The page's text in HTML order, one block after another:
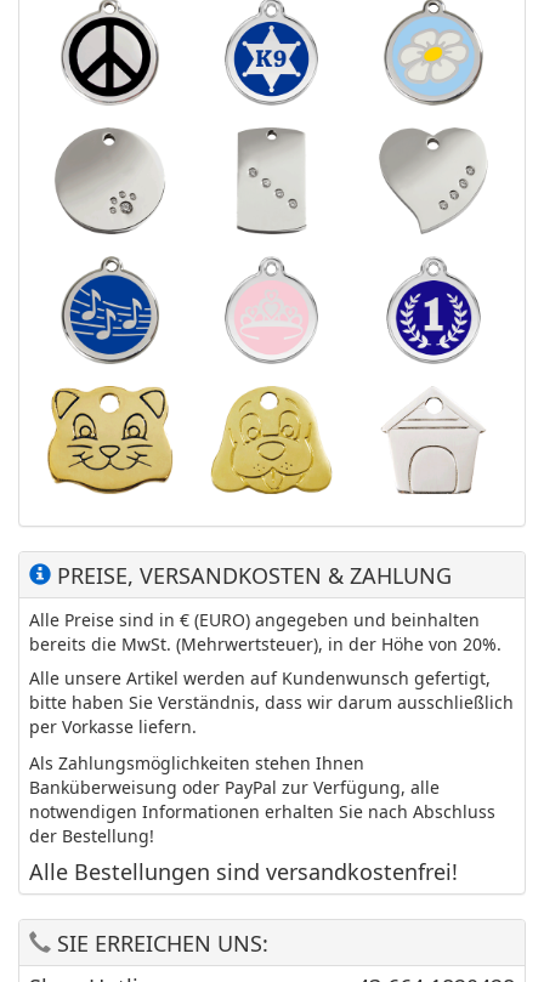
PREISE, VERSANDKOSTEN & ZAHLUNG
Alle Preise sind in € (EURO) angegeben und beinhalten
bereits die MwSt. (Mehrwertsteuer), in der Höhe von 20%.
Alle unsere Artikel werden auf Kundenwunsch gefertigt,
bitte haben Sie Verständnis, dass wir darum ausschließlich
per Vorkasse liefern.
Als Zahlungsmöglichkeiten stehen Ihnen
Banküberweisung oder PayPal zur Verfügung, alle
notwendigen Informationen erhalten Sie nach Abschluss
der Bestellung!
Alle Bestellungen sind versandkostenfrei!
SIE ERREICHEN UNS: